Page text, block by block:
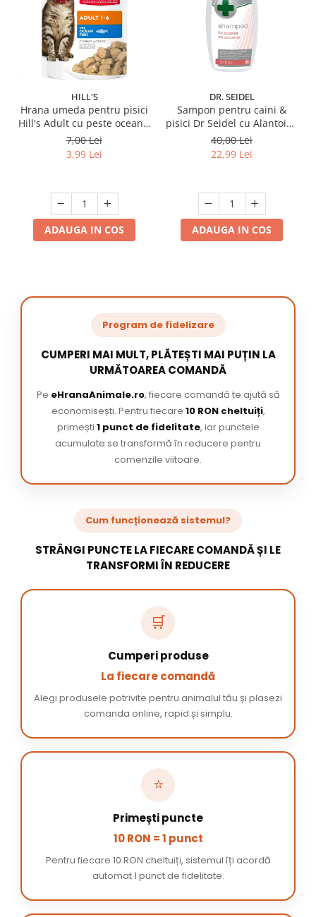
HILL'S
Hrana umeda pentru pisici
Hill's Adult cu peste oceanic
85 gr
7,00 Lei
3,99 Lei
ADAUGA IN COS
DR. SEIDEL
Sampon pentru caini &
pisici Dr Seidel cu Alantoina
220 ml
40,00 Lei
22,99 Lei
ADAUGA IN COS
Program de fidelizare
CUMPERI MAI MULT, PLĂTEȘTI MAI PUȚIN LA
URMĂTOAREA COMANDĂ
Pe eHranaAnimale.ro, fiecare comandă te ajută să
economisești. Pentru fiecare 10 RON cheltuiți,
primești 1 punct de fidelitate, iar punctele
acumulate se transformă în reducere pentru
comenzile viitoare.
Cum funcționează sistemul?
STRÂNGI PUNCTE LA FIECARE COMANDĂ ȘI LE
TRANSFORMI ÎN REDUCERE
🛒
Cumperi produse
La fiecare comandă
Alegi produsele potrivite pentru animalul tău și plasezi
comanda online, rapid și simplu.
⭐
Primești puncte
10 RON = 1 punct
Pentru fiecare 10 RON cheltuiți, sistemul îți acordă
automat 1 punct de fidelitate.